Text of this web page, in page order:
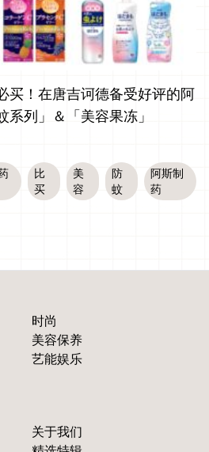
买！在唐吉诃德备受好评的阿
列」＆「美容果冻」
比
买
美
容
防
蚊
阿斯制
药
时尚
美容保养
艺能娱乐
关于我们